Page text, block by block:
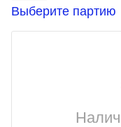
Выберите партию